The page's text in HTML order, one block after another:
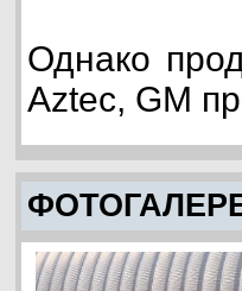
Однако
Aztec, GM